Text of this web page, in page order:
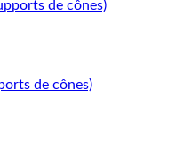
de cônes)